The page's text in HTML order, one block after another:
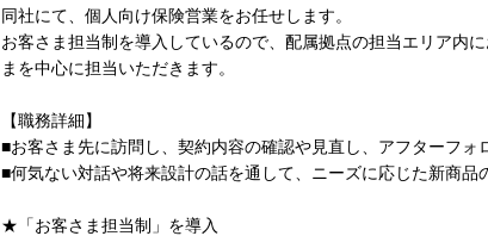
同社にて、個人向け保険営業をお任せします。
お客さま担当制を導入しているので、配属拠点の担当エリア内
まを中心に担当いただきます。
【職務詳細】
■お客さま先に訪問し、契約内容の確認や見直し、アフターフ
■何気ない対話や将来設計の話を通して、ニーズに応じた新商品
★「お客さま担当制」を導入